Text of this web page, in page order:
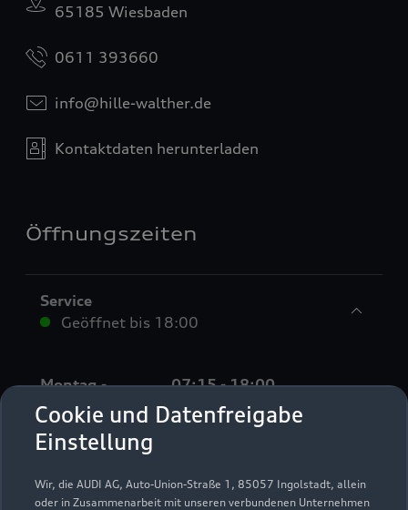
Cookie und Datenfreigabe
Einstellung
Wir, die AUDI AG, Auto-Union-Straße 1, 85057 Ingolstadt, allein
oder in Zusammenarbeit mit unseren verbundenen Unternehmen
65185 Wiesbaden
0611 393660
info@hille-walther.de
Kontaktdaten herunterladen
Öffnungszeiten
Service
Geöffnet bis 18:00
Montag -
Donnerstag
07:15 - 18:00
Freitag
Sonntag